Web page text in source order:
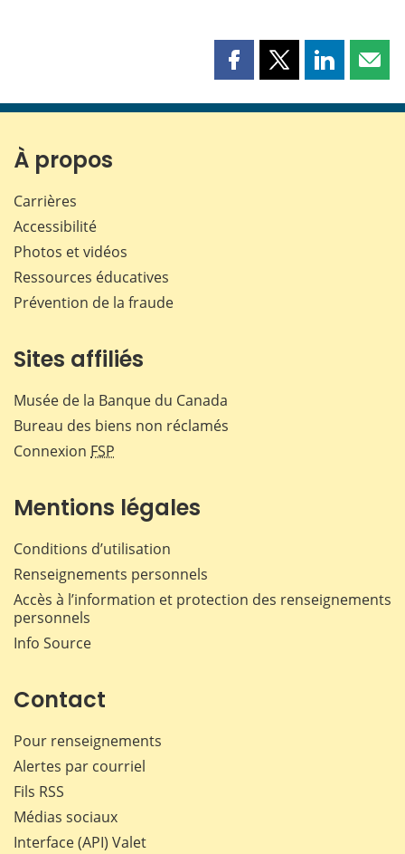
Partager
page
Partager
page
Partager
page page
À propos
Carrières
Accessibilité
Photos et vidéos
Ressources éducatives
Prévention de la fraude
Sites affiliés
Musée de la Banque du Canada
Bureau des biens non réclamés
Connexion FSP
Mentions légales
Conditions d’utilisation
Renseignements personnels
Accès à l’information et protection des renseignements
personnels
Info Source
Contact
Pour renseignements
Alertes par courriel
Fils RSS
Médias sociaux
Interface (API) Valet